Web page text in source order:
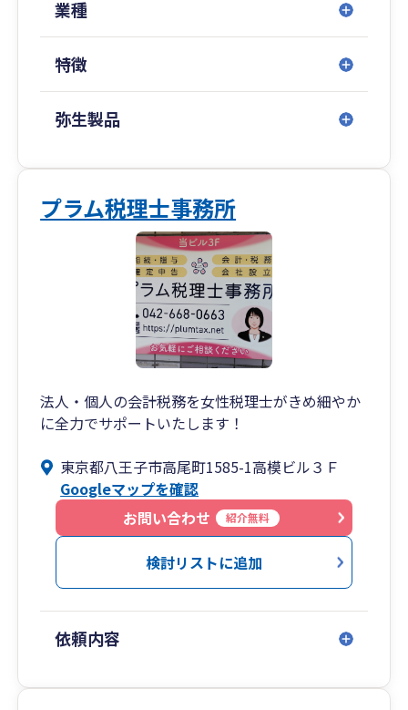
ル1Ｆ
・八王子オフィス： 東京都八王子市横山町9-11
小泉ビル４階
・横浜オフィス： 神奈川県横浜市西区みなとみら
業種
特徴
弥生製品
プラム税理士事務所
法人・個人の会計税務を女性税理士がきめ細やか
に全力でサポートいたします！
東京都八王子市高尾町1585-1高模ビル３Ｆ
Googleマップを確認
お問い合わせ
紹介無料
検討リストに追加
依頼内容